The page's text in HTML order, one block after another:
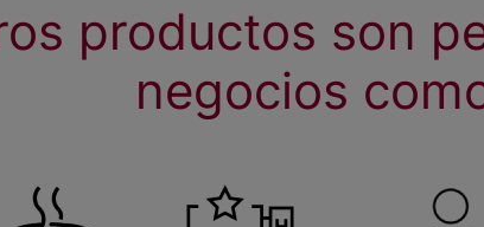
productos son
negocios